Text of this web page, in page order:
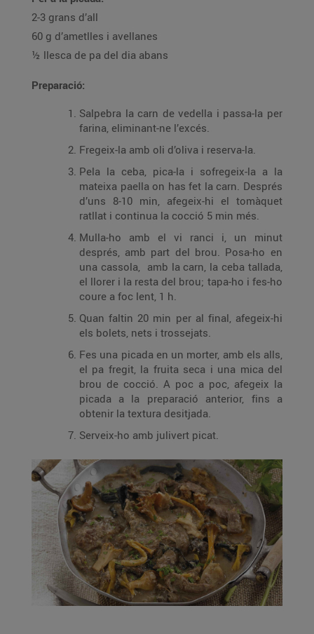
2-3 grans d’all
60 g d’ametlles i avellanes
½ llesca de pa del dia abans
Preparació:
Salpebra la carn de vedella i passa-la per
farina, eliminant-ne l’excés.
Fregeix-la amb oli d’oliva i reserva-la.
Pela la ceba, pica-la i sofregeix-la a la
mateixa paella on has fet la carn. Després
d’uns 8-10 min, afegeix-hi el tomàquet
ratllat i continua la cocció 5 min més.
Mulla-ho amb el vi ranci i, un minut
després, amb part del brou. Posa-ho en
una cassola, amb la carn, la ceba tallada,
el llorer i la resta del brou; tapa-ho i fes-ho
coure a foc lent, 1 h.
Quan faltin 20 min per al final, afegeix-hi
els bolets, nets i trossejats.
Fes una picada en un morter, amb els alls,
el pa fregit, la fruita seca i una mica del
brou de cocció. A poc a poc, afegeix la
picada a la preparació anterior, fins a
obtenir la textura desitjada.
Serveix-ho amb julivert picat.